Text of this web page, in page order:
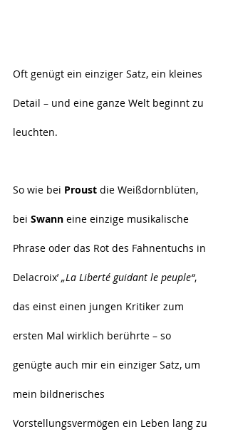
Oft genügt ein einziger Satz, ein kleines
Detail – und eine ganze Welt beginnt zu
leuchten.
So wie bei Proust die Weißdornblüten,
bei Swann eine einzige musikalische
Phrase oder das Rot des Fahnentuchs in
Delacroix’ „La Liberté guidant le peuple“,
das einst einen jungen Kritiker zum
ersten Mal wirklich berührte – so
genügte auch mir ein einziger Satz, um
mein bildnerisches
Vorstellungsvermögen ein Leben lang zu